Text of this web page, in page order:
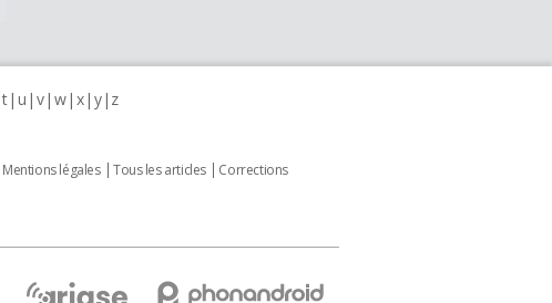
t u v w x y z
Mentions légales Tous les articles
Corrections